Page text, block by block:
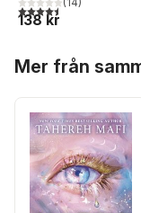
4,5utav 5 stjärnor.
138 kr
Mer från